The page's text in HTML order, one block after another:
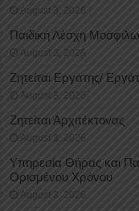
August 3, 2026
Παιδική Λέσχη
August 3, 2026
Ζητείται Εργάτης/
August 3, 2026
Ζητείται Αρχιτέκτονας
August 3, 2026
Υπηρεσία Θήρας και
Oρισμένου Xρόνου
August 3, 2026